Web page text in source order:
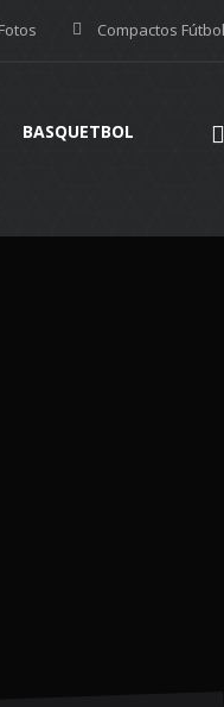
Compactos Fútbol
BASQUETBOL